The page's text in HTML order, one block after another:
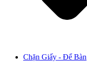
Chặn Giấy - Để Bàn